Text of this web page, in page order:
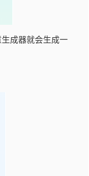
成器就会生成一